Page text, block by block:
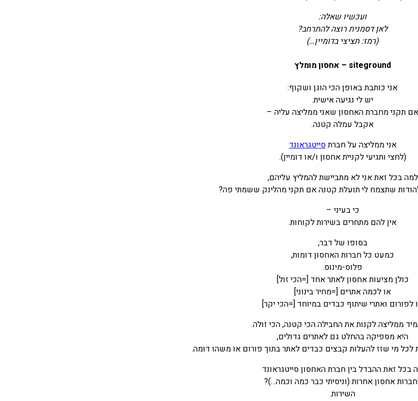
ועכשיו שאלה:
לאן דסמנית רוצה להתרחב?
(רמז: תציצי בדומיין…)
siteground – אחסון מומלץ
אני כותבת באופן הכי הוגן ושקוף:
יש לי נגיעה אישית.
אם תקני מחברת האחסון שאני ממליצה עליה –
אקבל עמלה קטנה.
אני ממליצה על חברתסייטגראונד
(לחצי ותגיעי לקניית אחסון ו/או דומיין).
למה בכל זאת אני לא מתביישת להמליץ עליהם,
שתצמח לי תועלת קטנה אם תקני מהלינק ששמתי פה?
כי בעיני –
אין להם מתחרים בשירות לקוחות.
בסופו של דבר,
כמעט כל חברות האחסון דומות,
פלוס-מינוס.
כולן מציעות אחסון לאתר אחד [=הכי זול]
או לכמה אתרים [=מחיר בינוני]
לפורום ואתרי שיתוף כבדים במיוחד [=הכי יקר]
ממליצה לקנות את החבילה הכי קטנה, הכי זולה.
היא מספיקה בהחלט גם לאתרים גדולים,
מי שזז להעלות קבצים כבדים לאתר בתוך פורום או משהו דומה.
בכל זאת ההבדל בין חברת האחסון סייטגראונד
אחסון אחרות (וניסיתי כבר כמה וכמה…)?
השירות.